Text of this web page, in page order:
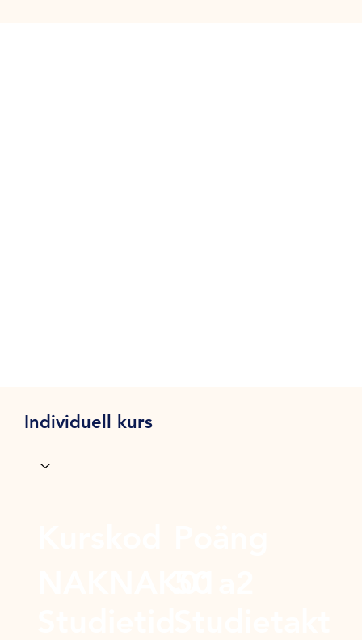
Individuell kurs